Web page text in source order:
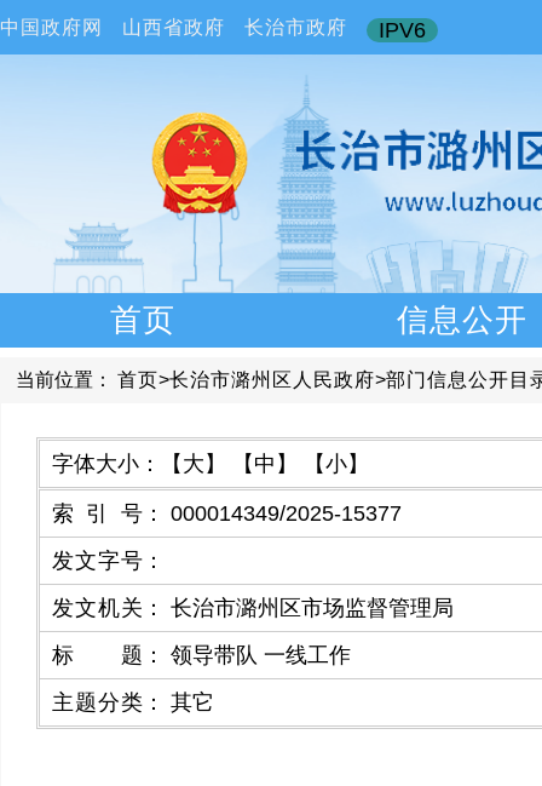
中国政府网 山西省政府 长治市政府 IPV6
首页 信息公开
当前位置： 首页>长治市潞州区人民政府>部门信息公开目
字体大小： 【大】 【中】 【小】
索引号 ：
000014349/2025-15377
发文字号 ：
发文机关 ：
长治市潞州区市场监督管理局
标题 ：
领导带队 一线工作
主题分类 ： 其它